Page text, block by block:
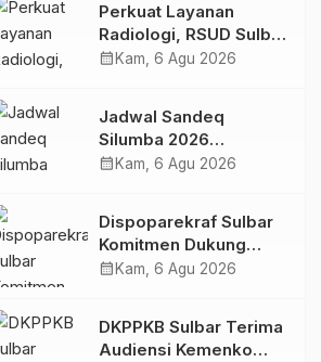
dalam Pemenuhan Gizi
Perkuat Layanan
Radiologi, RSUD Sulbar
Sambut Kembali dr. Iis
calendar_month Kam, 6 Agu 2026
Jadwal Sandeq
Silumba 2026
Disesuaikan,
Tetap Dimatangkan
calendar_month Kam, 6 Agu 2026
Dispoparekraf Sulbar
Komitmen Dukung
Penyusunan RAD
calendar_month Kam, 6 Agu 2026
DKPPKB Sulbar Terima
Audiensi Kemenko